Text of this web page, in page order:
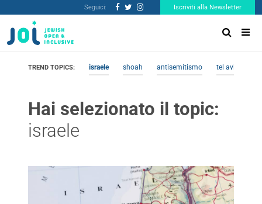
Seguici: Iscriviti alla Newsletter
TREND TOPICS: israele shoah antisemitismo tel aviv
Hai selezionato il topic:
israele